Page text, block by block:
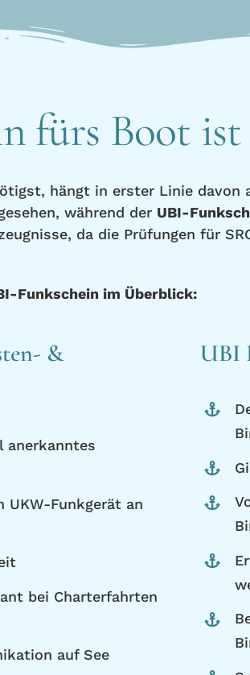
fürs Boot
hängt in erster Linie davon
während der UBI-
da die Prüfungen für
Funkschein im Überblick:
&
anerkanntes
UKW-Funkgerät an
bei Charterfahrten
auf See
UBI